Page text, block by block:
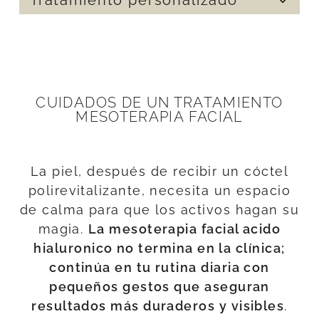
mantener la piel en su mejor estado sin
necesidad de largos tiempos de
únicos para ti, ya sea que busques más
hidratación, luminosidad, firmeza o
CUIDADOS DE UN TRATAMIENTO
MESOTERAPIA FACIAL
La piel, después de recibir un cóctel
polirevitalizante, necesita un espacio
de calma para que los activos hagan su
magia. La mesoterapia facial acido
hialuronico no termina en la clínica;
continúa en tu rutina diaria con
pequeños gestos que aseguran
resultados más duraderos y visibles.